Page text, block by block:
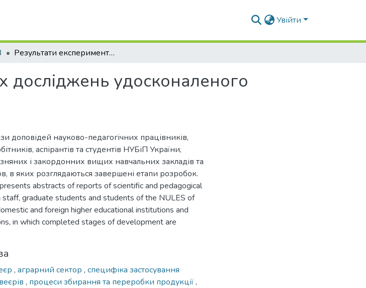
Увійти
Результати експериментальних досліджень удосконаленого шнекового конвеєра
досліджень удосконаленого
доповідей науково-педагогічних працівників,
аспірантів та студентів НУБіП України,
і закордонних вищих навчальних закладів та
в яких розглядаються завершені етапи розробок.
abstracts of reports of scientific and pedagogical
staff, graduate students and students of the NULES of
and foreign higher educational institutions and
in which completed stages of development are
, аграрний сектор , специфіка застосування
, процеси збирання та переробки продукції,